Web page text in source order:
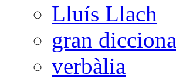
Lluís Llach
gran
verbàlia